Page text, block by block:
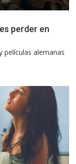
perder en
películas alemanas